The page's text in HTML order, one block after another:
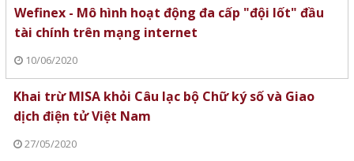
Wefinex - Mô hình hoạt động đa cấp "đội lốt" đầu
tài chính trên mạng internet
10/06/2020
Khai trừ MISA khỏi Câu lạc bộ Chữ ký số và Giao
dịch điện tử Việt Nam
27/05/2020